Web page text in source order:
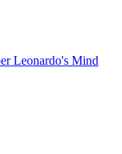
Leonardo's Mind